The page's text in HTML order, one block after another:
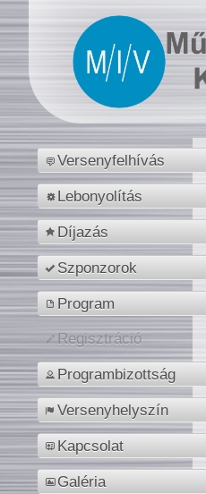
Versenyfelhívás
Lebonyolítás
Díjazás
Szponzorok
Program
Regisztráció
Programbizottság
Versenyhelyszín
Kapcsolat
Galéria